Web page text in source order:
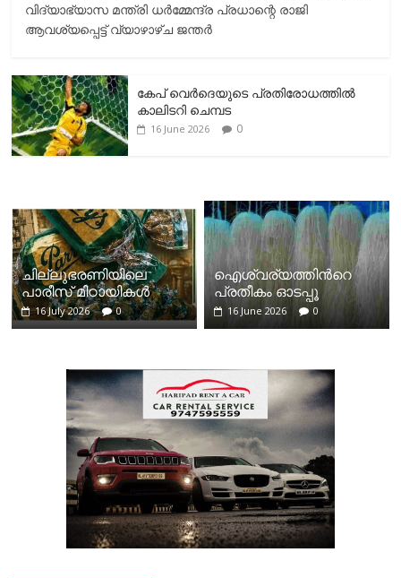
വിദ്യാഭ്യാസ മന്ത്രി ധർമ്മേന്ദ്ര പ്രധാന്റെ രാജി
ആവശ്യപ്പെട്ട് വ്യാഴാഴ്ച ജന്തർ
കേപ് വെര്‍ദെയുടെ പ്രതിരോധത്തില്‍
കാലിടറി ചെമ്പട
16 June 2026 0
ചില്ലുഭരണിയിലെ
പാരീസ് മിഠായികള്‍
16 July 2026 0
ഐശ്വര്യത്തിന്‍റെ
പ്രതീകം ഓടപ്പൂ
16 June 2026 0